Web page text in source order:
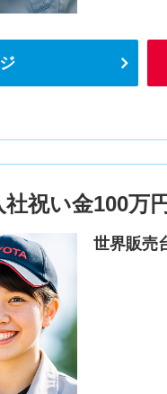
祝い金100万円
世界販売